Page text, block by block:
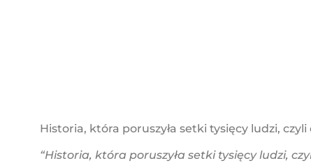
Historia, która poruszyła setki tysięcy ludzi,
“Historia, która poruszyła setki tysięcy ludzi,